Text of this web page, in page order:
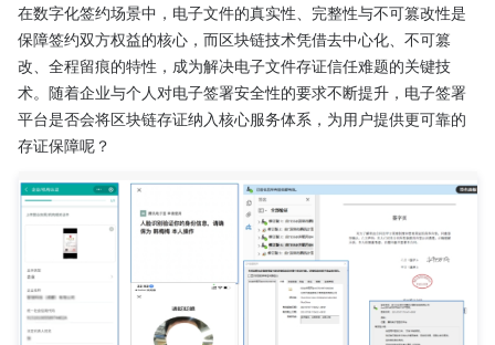
在数字化签约场景中，电子文件的真实性、完整性与不可篡改性是
保障签约双方权益的核心，而区块链技术凭借去中心化、不可篡
改、全程留痕的特性，成为解决电子文件存证信任难题的关键技
术。随着企业与个人对电子签署安全性的要求不断提升，电子签署
平台是否会将区块链存证纳入核心服务体系，为用户提供更可靠的
存证保障呢？​